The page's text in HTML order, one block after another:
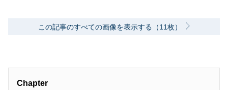
この記事のすべての画像を表示する（11枚）
Chapter